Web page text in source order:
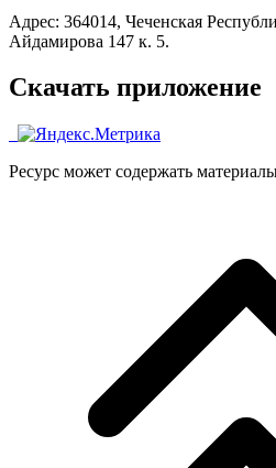
Адрес: 364014, Чеченская
Айдамирова 147 к. 5.
Скачать приложение
Ресурс может содержать